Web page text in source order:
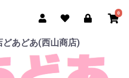
0
どあどあ(西山商店)